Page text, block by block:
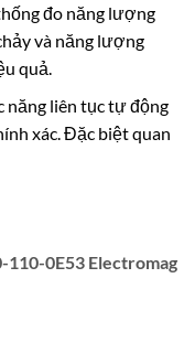
đo năng lượng
và năng lượng
quả.
năng liên tục tự động
xác. Đặc biệt quan
110-0E53 Electromag